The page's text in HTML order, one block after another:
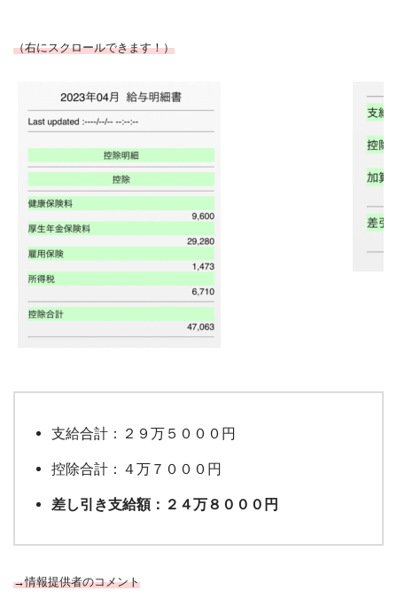
（右にスクロールできます！）
支給合計：２９万５０００円
控除合計：４万７０００円
差し引き支給額：２４万８０００円
→情報提供者のコメント